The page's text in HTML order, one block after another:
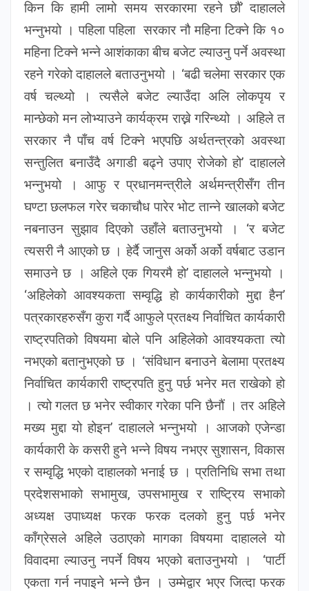
किन कि हामी लामो समय सरकारमा रहने छौं’ दाहालले
भन्नुभयो । पहिला पहिला सरकार नौ महिना टिक्ने कि १०
महिना टिक्ने भन्ने आशंकाका बीच बजेट ल्याउनु पर्ने अवस्था
रहने गरेको दाहालले बताउनुभयो । ‘बढी चलेमा सरकार एक
वर्ष चल्थ्यो । त्यसैले बजेट ल्याउँदा अलि लोकपृय र
मान्छेको मन लोभ्याउने कार्यक्रम राख्ने गरिन्थ्यो । अहिले त
सरकार नै पाँच वर्ष टिक्ने भएपछि अर्थतन्त्रको अवस्था
सन्तुलित बनाउँदै अगाडी बढ्ने उपाए रोजेको हो’ दाहालले
भन्नुभयो । आफु र प्रधानमन्त्रीले अर्थमन्त्रीसँग तीन
घण्टा छलफल गरेर चकाचौध पारेर भोट तान्ने खालको बजेट
नबनाउन सुझाव दिएको उहाँले बताउनुभयो । ‘र बजेट
त्यसरी नै आएको छ । हेर्दै जानुस अर्को अर्को वर्षबाट उडान
समाउने छ । अहिले एक गियरमै हो’ दाहालले भन्नुभयो ।
‘अहिलेको आवश्यकता सम्वृद्धि हो कार्यकारीको मुद्दा हैन’
पत्रकारहरुसँग कुरा गर्दै आफुले प्रतक्ष्य निर्वाचित कार्यकारी
राष्ट्रपतिको विषयमा बोले पनि अहिलेको आवश्यकता त्यो
नभएको बतानुभएको छ । ‘संविधान बनाउने बेलामा प्रतक्ष्य
निर्वाचित कार्यकारी राष्ट्रपति हुनु पर्छ भनेर मत राखेको हो
। त्यो गलत छ भनेर स्वीकार गरेका पनि छैनौं । तर अहिले
मख्य मुद्दा यो होइन’ दाहालले भन्नुभयो । आजको एजेन्डा
कार्यकारी के कसरी हुने भन्ने विषय नभएर सुशासन, विकास
र सम्वृद्धि भएको दाहालको भनाई छ । प्रतिनिधि सभा तथा
प्रदेशसभाको सभामुख, उपसभामुख र राष्ट्रिय सभाको
अध्यक्ष उपाध्यक्ष फरक फरक दलको हुनु पर्छ भनेर
काँग्रेसले अहिले उठाएको मागका विषयमा दाहालले यो
विवादमा ल्याउनु नपर्ने विषय भएको बताउनुभयो । ‘पार्टी
एकता गर्न नपाइने भन्ने छैन । उम्मेद्वार भएर जित्दा फरक